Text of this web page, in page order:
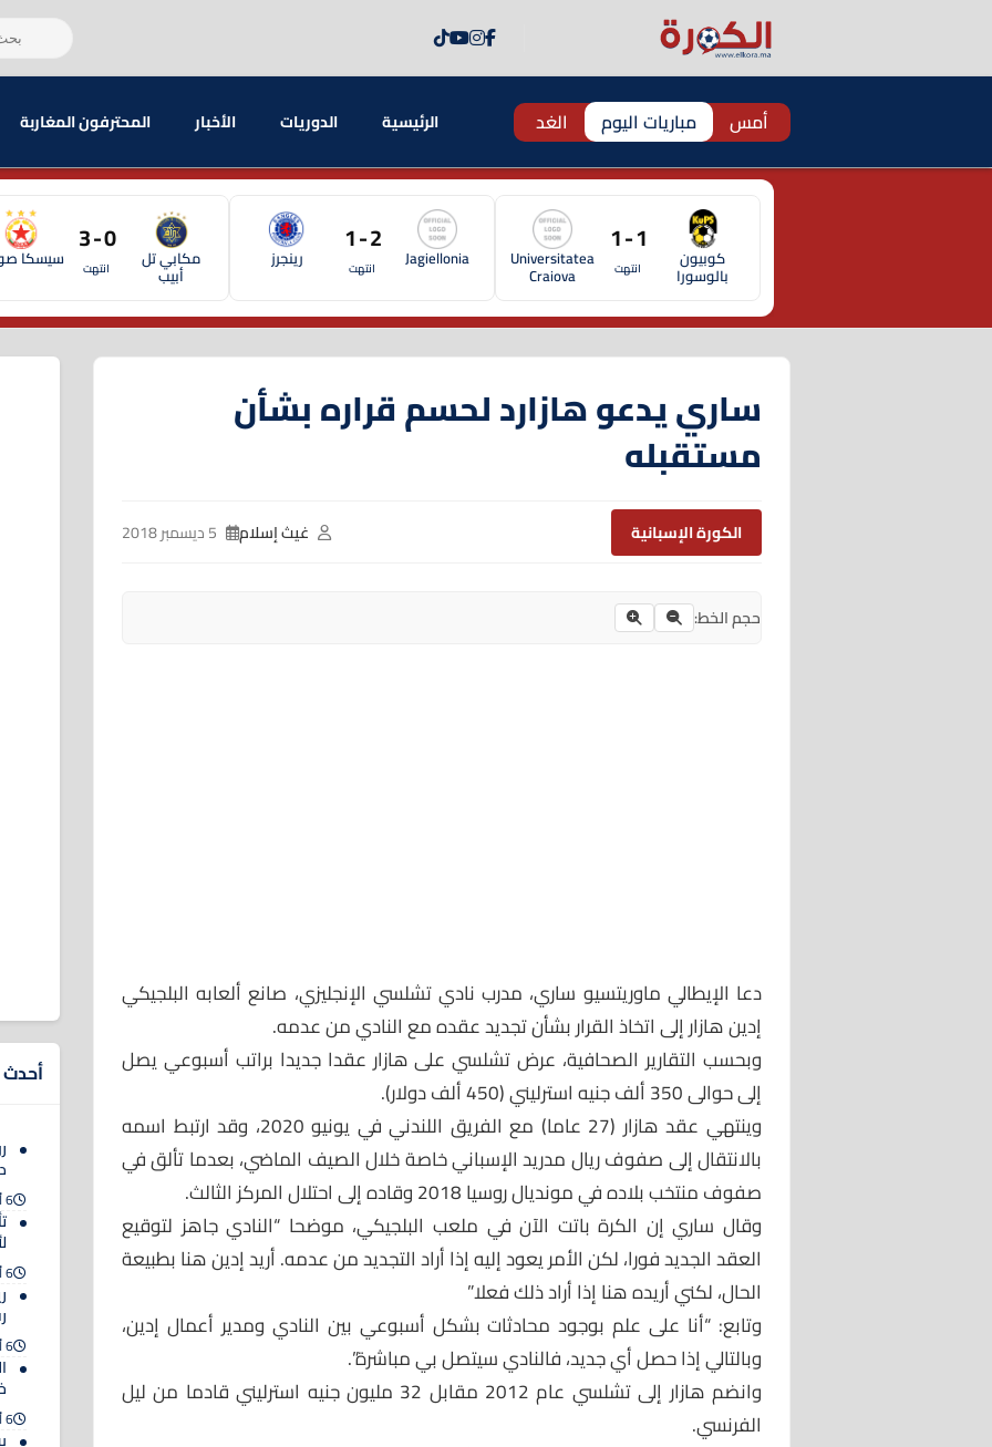
أمس مباريات اليوم الغد الرئيسية الدوريات الأخبار المحترفون المغاربة
كوبيون
بالوسورا
1 - 1
انتهت Universitatea
Craiova
Jagiellonia
2 - 1
انتهت رينجرز مكابي تل
أبيب
0 - 3
انتهت سيسكا
ساري يدعو هازارد لحسم قراره بشأن
مستقبله
الكورة الإسبانية غيث إسلام
حجم الخط:
دعا الإيطالي ماوريتسيو ساري، مدرب نادي تشلسي الإنجليزي، صانع ألعابه البلجيكي
إدين هازار إلى اتخاذ القرار بشأن تجديد عقده مع النادي من عدمه.
وبحسب التقارير الصحافية، عرض تشلسي على هازار عقدا جديدا براتب أسبوعي يصل
إلى حوالى 350 ألف جنيه استرليني (450 ألف دولار).
وينتهي عقد هازار (27 عاما) مع الفريق اللندني في يونيو 2020، وقد ارتبط اسمه
بالانتقال إلى صفوف ريال مدريد الإسباني خاصة خلال الصيف الماضي، بعدما تألق في
صفوف منتخب بلاده في مونديال روسيا 2018 وقاده إلى احتلال المركز الثالث.
وقال ساري إن الكرة باتت الآن في ملعب البلجيكي، موضحا “النادي جاهز لتوقيع
العقد الجديد فورا، لكن الأمر يعود إليه إذا أراد التجديد من عدمه. أريد إدين هنا بطبيعة
الحال، لكني أريده هنا إذا أراد ذلك فعلا”
وتابع: “أنا على علم بوجود محادثات بشكل أسبوعي بين النادي ومدير أعمال إدين،
وبالتالي إذا حصل أي جديد، فالنادي سيتصل بي مباشرة”.
وانضم هازار إلى تشلسي عام 2012 مقابل 32 مليون جنيه استرليني قادما من ليل
الفرنسي.
أحدث
6 أغسطس 2026
6 أغسطس 2026
6 أغسطس 2026
6 أغسطس 2026